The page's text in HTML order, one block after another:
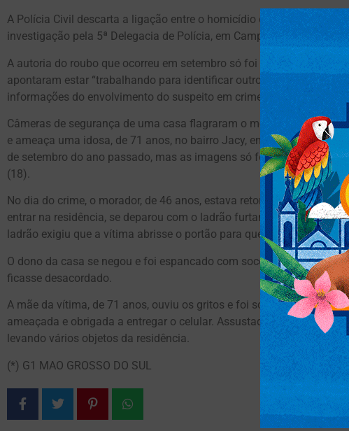
A Polícia Civil descarta a ligação entre o homicídio e o caso de
investigação pela 5ª Delegacia de Polícia, em Campo Grande.
A autoria do roubo que ocorreu em setembro só foi atribuída a
apontaram estar “trabalhando para identificar outros crimes
informações do envolvimento do suspeito em crimes similares
Câmeras de segurança de uma casa flagraram o momento em que
e ameaça uma idosa, de 71 anos, no bairro Jacy, em Campo Grande
de setembro do ano passado, mas as imagens só foram divulgadas
(18).
No dia do crime, o morador, de 46 anos, estava retornando de um
entrar na residência, se deparou com o ladrão furtando objetos. Ao
ladrão exigiu que a vítima abrisse o portão para que ele pudesse
O dono da casa se negou e foi espancado com socos e chutes na
ficasse desacordado.
A mãe da vítima, de 71 anos, ouviu os gritos e foi socorrer o filho.
ameaçada e obrigada a entregar o celular. Assustada, a idosa abriu
levando vários objetos da residência.
(*) G1 MAO GROSSO DO SUL